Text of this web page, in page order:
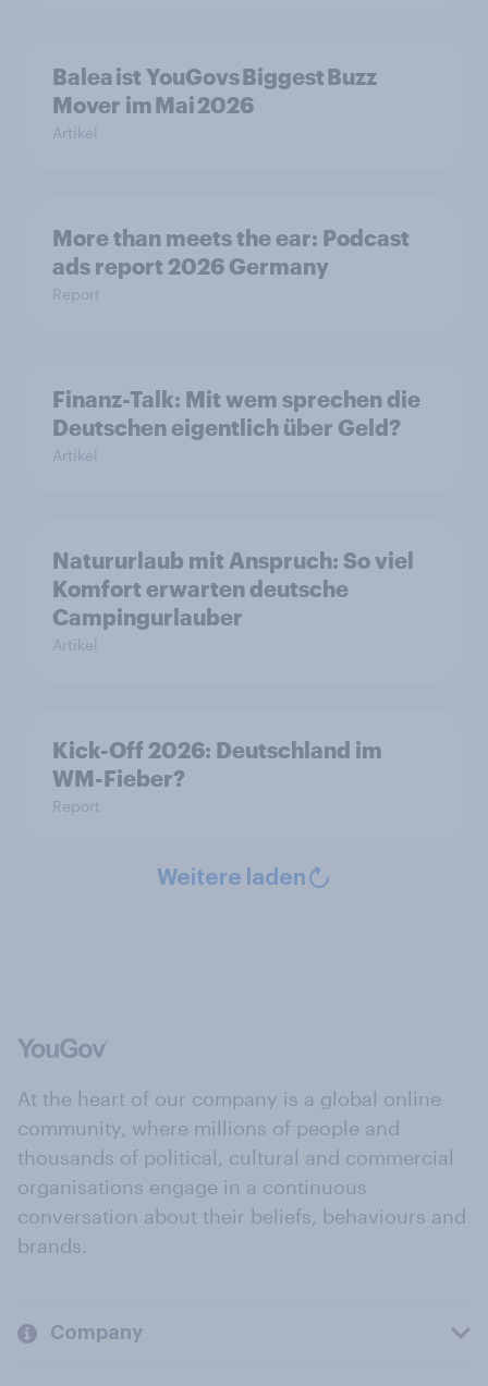
Balea ist YouGovs Biggest Buzz
Mover im Mai 2026
Artikel
More than meets the ear: Podcast
ads report 2026 Germany
Report
Finanz-Talk: Mit wem sprechen die
Deutschen eigentlich über Geld?
Artikel
Natururlaub mit Anspruch: So viel
Komfort erwarten deutsche
Campingurlauber
Artikel
Kick-Off 2026: Deutschland im
WM-Fieber?
Report
Weitere laden
At the heart of our company is a global online
community, where millions of people and
thousands of political, cultural and commercial
organisations engage in a continuous
conversation about their beliefs, behaviours and
brands.
Company